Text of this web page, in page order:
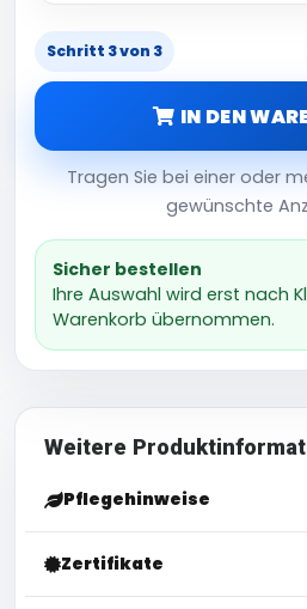
Schritt 3 von 3
IN DEN
Tragen Sie bei einer oder
gewünschte
Sicher bestellen
Ihre Auswahl wird erst nach
Warenkorb übernommen.
Weitere
Pflegehinweise
Zertifikate